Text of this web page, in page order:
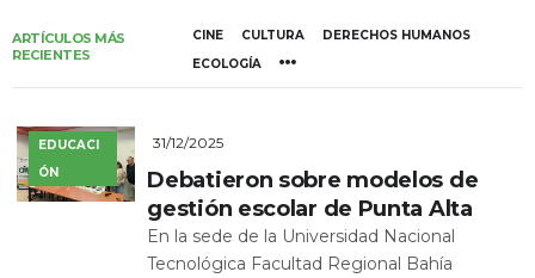
ARTÍCULOS MÁS
RECIENTES
CINE CULTURA
DERECHOS HUMANOS
ECOLOGÍA
EDUCACI
ÓN
31/12/2025
Debatieron sobre modelos de
gestión escolar de Punta Alta
En la sede de la Universidad Nacional
Tecnológica Facultad Regional Bahía